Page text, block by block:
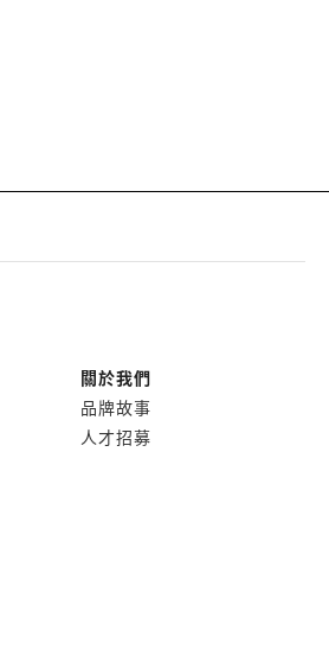
關於我們
品牌故事
人才招募